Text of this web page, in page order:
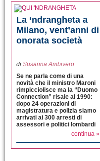
La ‘ndrangheta a
Milano, vent’anni di
onorata società
di Susanna Ambivero
Se ne parla come di una
novità che il ministro Maroni
rimpicciolisce ma la “Duomo
Connection” risale al 1990:
dopo 24 operazioni di
magistratura e polizia siamo
arrivati ai 300 arresti di
assessori e politici lombardi
continua »